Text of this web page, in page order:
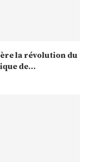
la révolution du
de...